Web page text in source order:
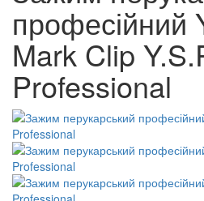
професійний
Mark Clip
Professional